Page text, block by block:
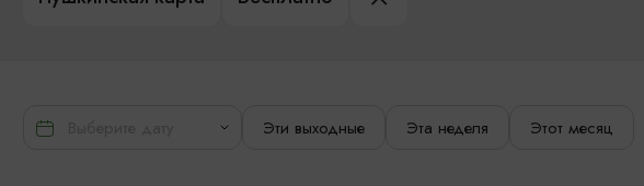
Эти выходные Эта неделя Этот месяц